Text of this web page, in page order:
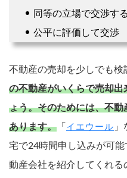
同等の立場で交渉する
公平に評価して交渉
不動産の売却を少しでも検
の不動産がいくらで売却
ょう。そのためには、不動
あります。 「 イエウール
宅で24時間申し込みが可
動産会社を紹介してくれ